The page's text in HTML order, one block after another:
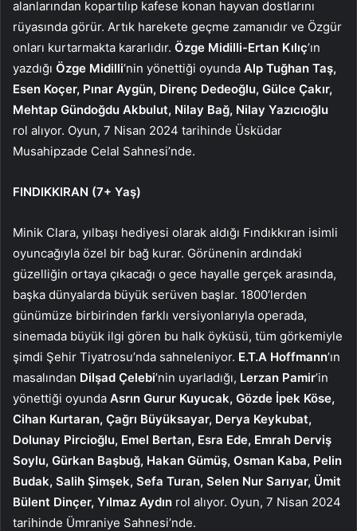
alanlarından kopartılıp kafese konan hayvan dostlarını
rüyasında görür. Artık harekete geçme zamanıdır ve Özgür
onları kurtarmakta kararlıdır. Özge Midilli-Ertan Kılıç’ın
yazdığı Özge Midilli’nin yönettiği oyunda Alp Tuğhan Taş,
Esen Koçer, Pınar Aygün, Direnç Dedeoğlu, Gülce Çakır,
Mehtap Gündoğdu Akbulut, Nilay Bağ, Nilay Yazıcıoğlu
rol alıyor. Oyun, 7 Nisan 2024 tarihinde Üsküdar
Musahipzade Celal Sahnesi’nde.
FINDIKKIRAN (7+ Yaş)
Minik Clara, yılbaşı hediyesi olarak aldığı Fındıkkıran isimli
oyuncağıyla özel bir bağ kurar. Görünenin ardındaki
güzelliğin ortaya çıkacağı o gece hayalle gerçek arasında,
başka dünyalarda büyük serüven başlar. 1800’lerden
günümüze birbirinden farklı versiyonlarıyla operada,
sinemada büyük ilgi gören bu halk öyküsü, tüm görkemiyle
şimdi Şehir Tiyatrosu’nda sahneleniyor. E.T.A Hoffmann’ın
masalından Dilşad Çelebi’nin uyarladığı, Lerzan Pamir’in
yönettiği oyunda Asrın Gurur Kuyucak, Gözde İpek Köse,
Cihan Kurtaran, Çağrı Büyüksayar, Derya Keykubat,
Dolunay Pircioğlu, Emel Bertan, Esra Ede, Emrah Derviş
Soylu, Gürkan Başbuğ, Hakan Gümüş, Osman Kaba, Pelin
Budak, Salih Şimşek, Sefa Turan, Selen Nur Sarıyar, Ümit
Bülent Dinçer, Yılmaz Aydın rol alıyor. Oyun, 7 Nisan 2024
tarihinde Ümraniye Sahnesi’nde.